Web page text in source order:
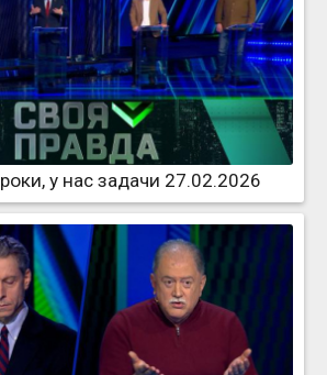
у нас задачи 27.02.2026